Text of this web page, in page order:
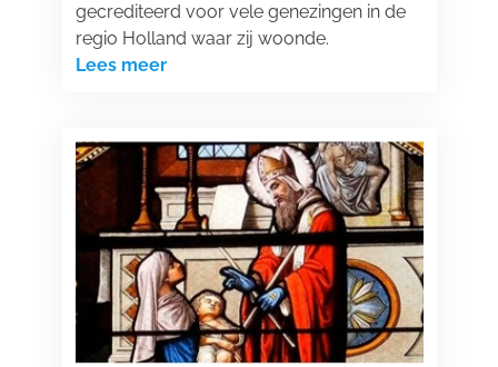
gecrediteerd voor vele genezingen in de
regio Holland waar zij woonde.
Lees meer